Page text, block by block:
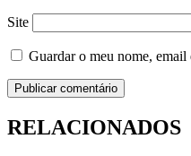
Site
Guardar o meu nome, email
RELACIONADOS